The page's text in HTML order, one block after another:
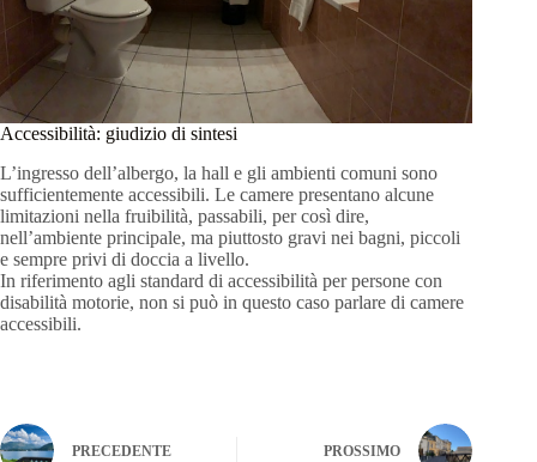
Accessibilità: giudizio di sintesi
L’ingresso dell’albergo, la hall e gli ambienti comuni sono
sufficientemente accessibili. Le camere presentano alcune
limitazioni nella fruibilità, passabili, per così dire,
nell’ambiente principale, ma piuttosto gravi nei bagni, piccoli
e sempre privi di doccia a livello.
In riferimento agli standard di accessibilità per persone con
disabilità motorie, non si può in questo caso parlare di camere
accessibili.
PRECEDENTE PROSSIMO